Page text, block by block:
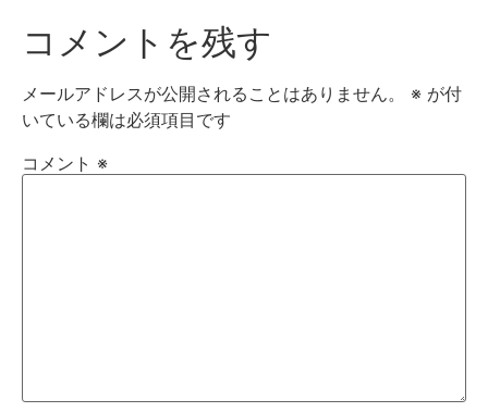
コメントを残す
メールアドレスが公開されることはありません。 ※ が付
いている欄は必須項目です
コメント ※